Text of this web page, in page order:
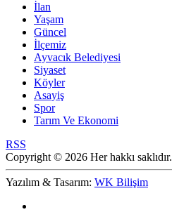
İlan
Yaşam
Güncel
İlçemiz
Ayvacık Belediyesi
Siyaset
Köyler
Asayiş
Spor
Tarım Ve Ekonomi
RSS
Copyright © 2026 Her hakkı saklıdır.
Yazılım & Tasarım: WK Bilişim